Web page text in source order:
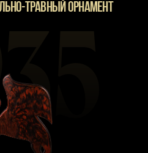
ТРАВНЫЙ ОРНАМЕНТ